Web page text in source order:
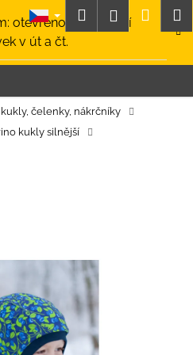
otevřeno a odesílání
v út a čt.
HledatPřihlášení
čelenky, nákrčníky
kukly silnější